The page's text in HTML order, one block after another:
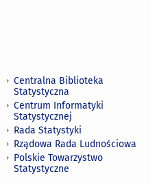
Centralna Biblioteka
Statystyczna
Centrum Informatyki
Statystycznej
Rada Statystyki
Rządowa Rada Ludnościowa
Polskie Towarzystwo
Statystyczne